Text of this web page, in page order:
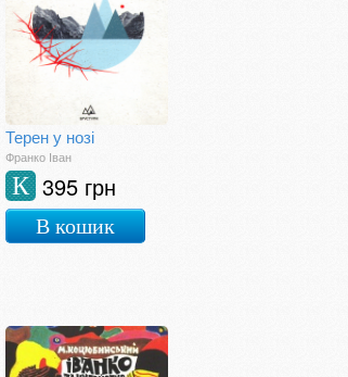
Терен у нозі
Франко Іван
395 грн
К
В кошик